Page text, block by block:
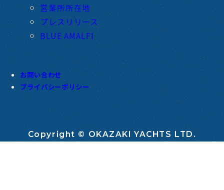
営業所所在地
プレスリリース
BLUE AMALFI
お問い合わせ
プライバシーポリシー
Copyright © OKAZAKI YACHTS LTD.